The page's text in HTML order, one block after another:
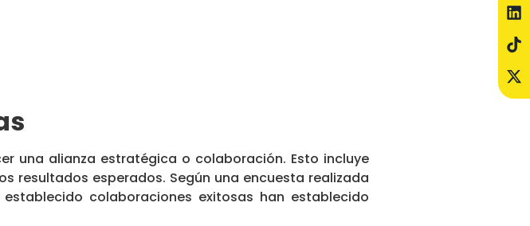
una alianza estratégica o colaboración. Esto incluye
resultados esperados. Según una encuesta realizada
colaboraciones exitosas han establecido